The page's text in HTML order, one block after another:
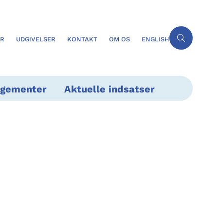
UDGIVELSER KONTAKT OM OS ENGLISH
Aktuelle indsatser